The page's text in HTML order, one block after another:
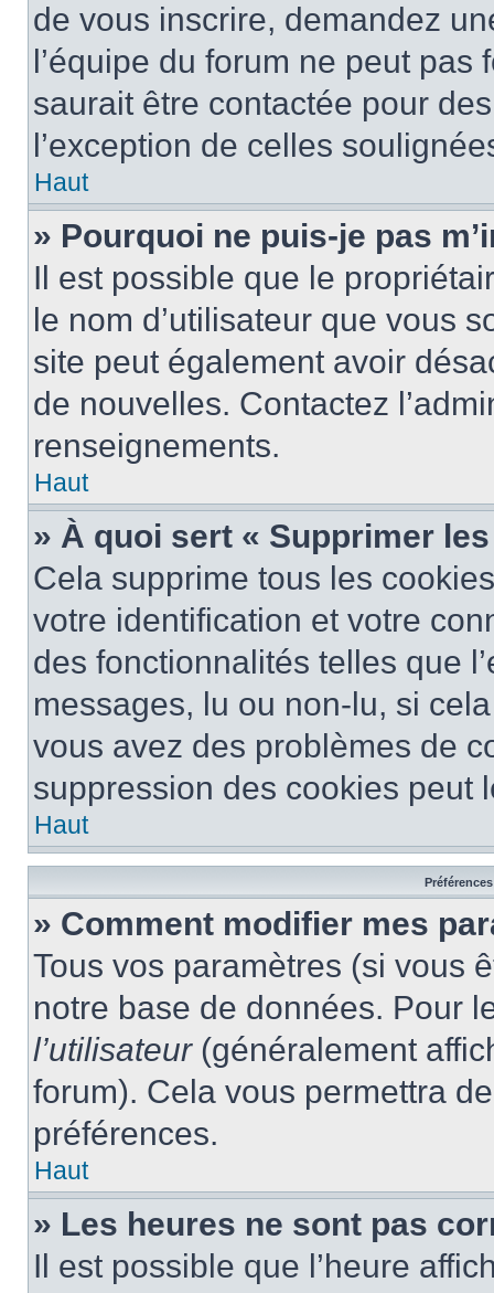
de vous inscrire, demandez
l’équipe du forum ne peut
saurait être contactée pour
l’exception de celles
Haut
» Pourquoi ne puis-je pas
Il est possible que le
le nom d’utilisateur que vous
site peut également avoir
de nouvelles. Contactez
renseignements.
Haut
» À quoi sert « Supprimer
Cela supprime tous les
votre identification et votre
des fonctionnalités telles que
messages, lu ou non-lu, si
vous avez des problèmes de
suppression des cookies peut
Haut
» Comment modifier mes
Tous vos paramètres (si vous
notre base de données. Pour
l’utilisateur(généralement
forum). Cela vous permettra
préférences.
Haut
» Les heures ne sont pas
Il est possible que l’heure